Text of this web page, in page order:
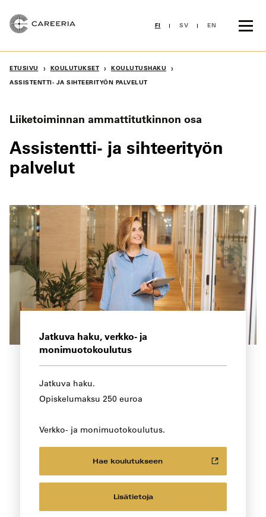
sisältöön
FI SV EN
ETUSIVU › KOULUTUKSET › KOULUTUSHAKU ›
ASSISTENTTI- JA SIHTEERITYÖN PALVELUT
Liiketoiminnan ammattitutkinnon osa
Assistentti- ja sihteerityön
palvelut
Jatkuva haku, verkko- ja
monimuotokoulutus
Jatkuva haku.
Opiskelumaksu 250 euroa
Verkko- ja monimuotokoulutus.
Hae koulutukseen
Lisätietoja